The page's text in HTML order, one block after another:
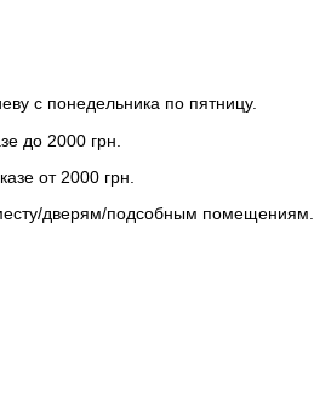
с понедельника по пятницу.
до 2000 грн.
от 2000 грн.
дверям/подсобным помещениям.